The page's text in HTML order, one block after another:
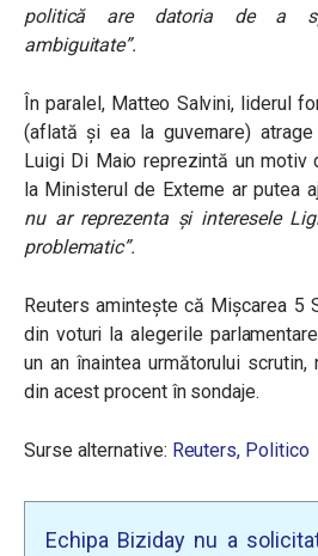
politică are datoria de a
ambiguitate”.
În paralel, Matteo Salvini, liderul
(aflată și ea la guvernare)
Luigi Di Maio reprezintă un motiv
la Ministerul de Externe ar putea
nu ar reprezenta și interesele
problematic”.
Reuters amintește că Mișcarea 5
din voturi la alegerile
un an înaintea următorului
din acest procent în sondaje.
Surse alternative: Reuters, Politico
Echipa Biziday nu a